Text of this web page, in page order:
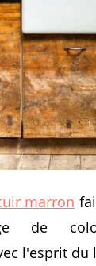
marron
de
l'esprit du